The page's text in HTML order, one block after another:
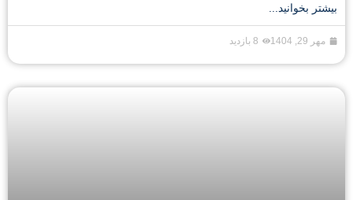
بیشتر بخوانید...
مهر 29, 1404 8 بازدید